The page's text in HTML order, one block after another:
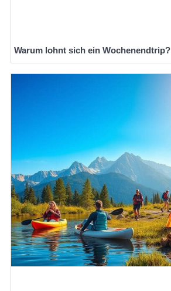
Warum lohnt sich ein Wochenendtrip?